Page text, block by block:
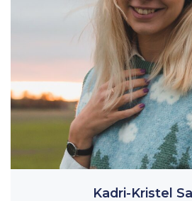
Kadri-Kristel